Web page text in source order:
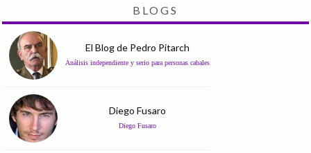
BLOGS
El Blog de Pedro Pitarch
Análisis independiente y serio para personas cabales
Diego Fusaro
Diego Fusaro